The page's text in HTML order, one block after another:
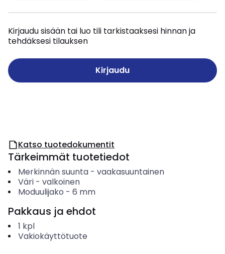
Kirjaudu sisään tai luo tili tarkistaaksesi hinnan ja
tehdäksesi tilauksen
Kirjaudu
Katso tuotedokumentit
Tärkeimmät tuotetiedot
Merkinnän suunta- vaakasuuntainen
Väri- valkoinen
Moduulijako - 6 mm
Pakkaus ja ehdot
1 kpl
Vakiokäyttötuote